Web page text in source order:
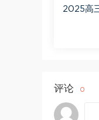
2025高
评论 0